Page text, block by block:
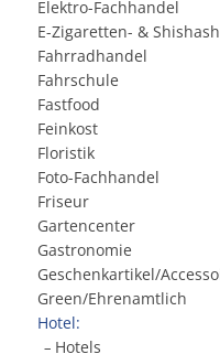
Elektro-Fachhandel
E-Zigaretten- &
Fahrradhandel
Fahrschule
Fastfood
Feinkost
Floristik
Foto-Fachhandel
Friseur
Gartencenter
Gastronomie
Geschenkartikel/
Green/Ehrenamtlich
Hotel:
– Hotels